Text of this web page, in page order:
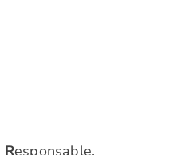
Responsable.